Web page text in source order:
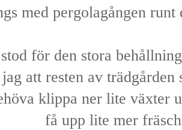
med pergolagången runt
för den stora
jag att resten av
klippa ner lite växter
få upp lite mer